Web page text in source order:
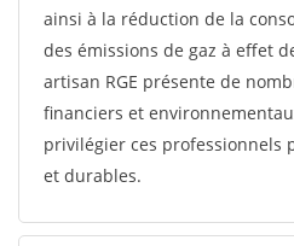
ainsi à la réduction de la
des émissions de gaz à effet
artisan RGE présente de
financiers et
privilégier ces professionnels
et durables.